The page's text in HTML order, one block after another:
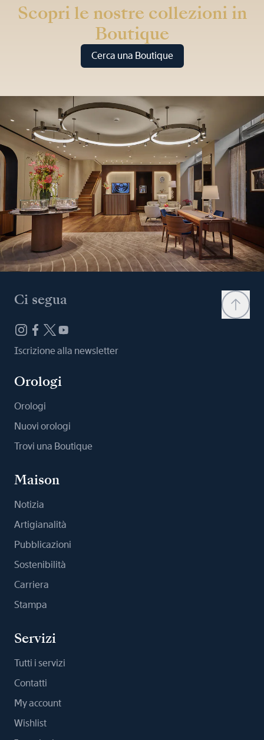
Scopri le nostre collezioni in
Boutique
Cerca una Boutique
Ci segua
Iscrizione alla newsletter
Orologi
Orologi
Nuovi orologi
Trovi una Boutique
Maison
Notizia
Artigianalità
Pubblicazioni
Sostenibilità
Carriera
Stampa
Servizi
Tutti i servizi
Contatti
My account
Wishlist